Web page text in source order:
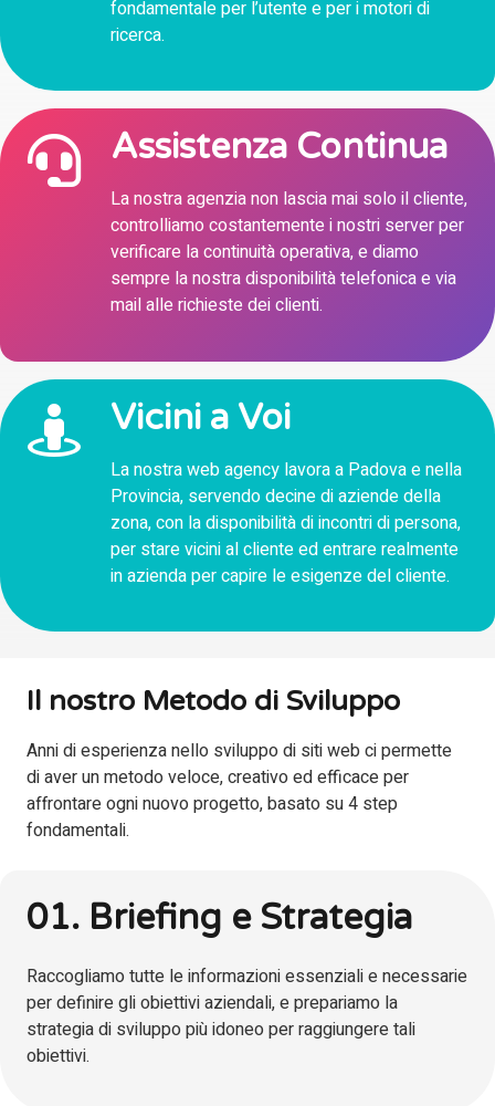
fondamentale per l’utente e per i motori di
ricerca.
Assistenza Continua
La nostra agenzia non lascia mai solo il cliente,
controlliamo costantemente i nostri server per
verificare la continuità operativa, e diamo
sempre la nostra disponibilità telefonica e via
mail alle richieste dei clienti.
Vicini a Voi
La nostra web agency lavora a Padova e nella
Provincia, servendo decine di aziende della
zona, con la disponibilità di incontri di persona,
per stare vicini al cliente ed entrare realmente
in azienda per capire le esigenze del cliente.
Il nostro Metodo di Sviluppo
Anni di esperienza nello sviluppo di siti web ci permette
di aver un metodo veloce, creativo ed efficace per
affrontare ogni nuovo progetto, basato su 4 step
fondamentali.
01. Briefing e Strategia
Raccogliamo tutte le informazioni essenziali e necessarie
per definire gli obiettivi aziendali, e prepariamo la
strategia di sviluppo più idoneo per raggiungere tali
obiettivi.